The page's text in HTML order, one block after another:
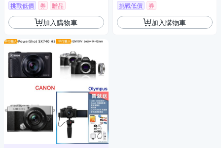
挑戰低價
券 贈品
加入購物車
挑戰低價 券
加入購物車